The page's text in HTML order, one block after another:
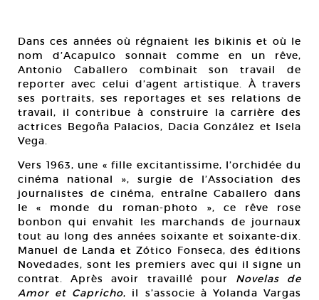
Dans ces années où régnaient les bikinis et où le
nom d’Acapulco sonnait comme en un rêve,
Antonio Caballero combinait son travail de
reporter avec celui d’agent artistique. À travers
ses portraits, ses reportages et ses relations de
travail, il contribue à construire la carrière des
actrices Begoña Palacios, Dacia González et Isela
Vega.
Vers 1963, une « fille excitantissime, l’orchidée du
cinéma national », surgie de l’Association des
journalistes de cinéma, entraîne Caballero dans
le « monde du roman-photo », ce rêve rose
bonbon qui envahit les marchands de journaux
tout au long des années soixante et soixante-dix.
Manuel de Landa et Zótico Fonseca, des éditions
Novedades, sont les premiers avec qui il signe un
contrat. Après avoir travaillé pour Novelas de
Amor et Capricho, il s’associe à Yolanda Vargas